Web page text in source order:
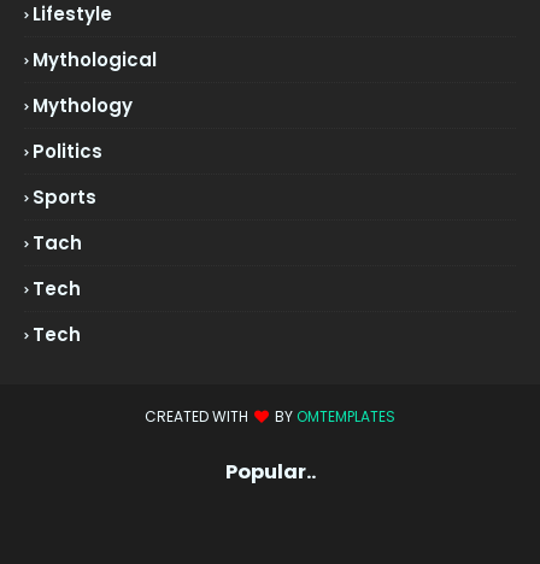
Lifestyle
Mythological
Mythology
Politics
Sports
Tach
Tech
Tech
CREATED WITH BY OMTEMPLATES
Popular..